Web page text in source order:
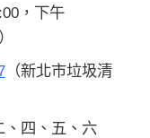
，下午
（新北市垃圾清
、四、五、六